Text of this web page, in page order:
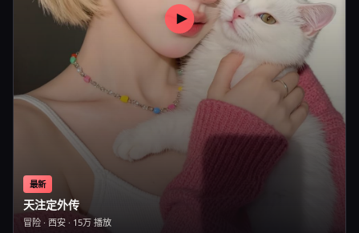
最新
天注定外传
冒险 · 西安 · 15万 播放